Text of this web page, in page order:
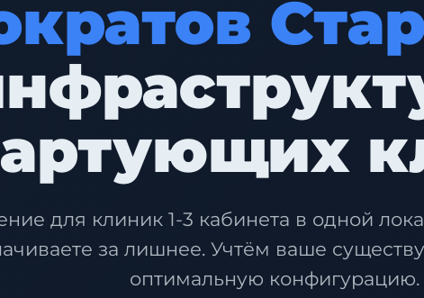
для клиник 1-3 кабинета в одной
за лишнее. Учтём ваше
оптимальную конфигурацию.